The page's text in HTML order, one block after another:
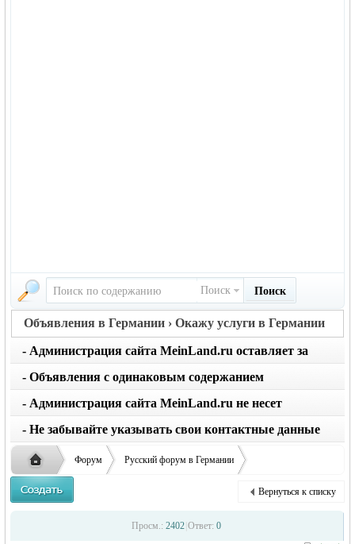
Поиск Поиск
Объявления в Германии › Окажу услуги в Германии
- Администрация сайта MeinLand.ru оставляет за
собой право редактировать объявление, не искажая
его смысл
- Объявления с одинаковым содержанием
размещаются не чаще 1 раза в месяц. Не применяйте
заглавные буквы вместо строчных, последует
удаление объявления
- Администрация сайта MeinLand.ru не несет
ответственности за содержание размещенных
объявлений
- Не забывайте указывать свои контактные данные
Форум Русский форум в Германии
Объявления в Германии Вернуться к списку
Просм.: 2402 Ответ: 0